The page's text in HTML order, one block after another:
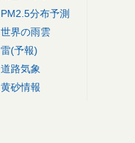
PM2.5分布予測
世界の雨雲
雷(予報)
道路気象
黄砂情報